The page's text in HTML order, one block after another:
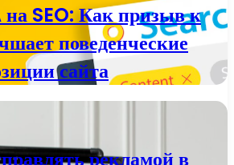
SEO: Как призыв к
поведенческие
сайта
рекламой в